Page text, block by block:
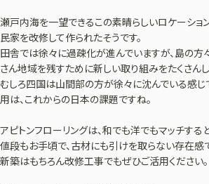
瀬戸内海を一望できるこの素晴らしいロケーショ
民家を改修して作られたそうです。
田舎では徐々に過疎化が進んでいますが、島の方
さん地域を残すために新しい取り組みをたくさんし
むしろ四国は山間部の方が徐々に沈んでいる感じ
用は、これからの日本の課題ですね。
アピトンフローリングは、和でも洋でもマッチする
値段もお手頃で、古材にも引けを取らない存在感
新築はもちろん改修工事でもぜひご活用ください。